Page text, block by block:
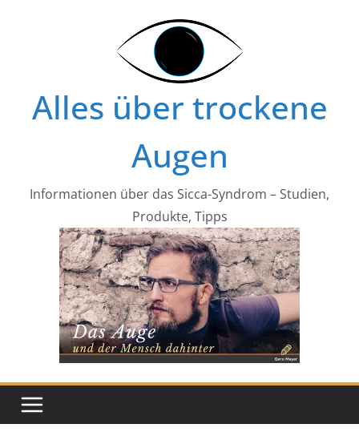
Alles über trockene
Augen
Informationen über das Sicca-Syndrom – Studien,
Produkte, Tipps